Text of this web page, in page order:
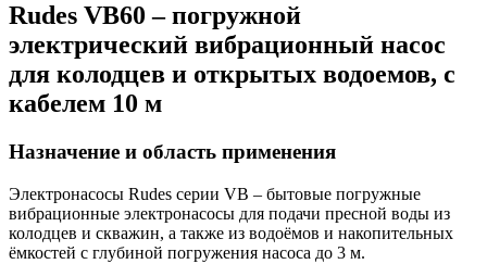
Rudes VB60 – погружной
электрический вибрационный насос
для колодцев и открытых водоемов, с
кабелем 10 м
Назначение и область применения
Электронасосы Rudes серии VB – бытовые погружные
вибрационные электронасосы для подачи пресной воды из
колодцев и скважин, а также из водоёмов и накопительных
ёмкостей с глубиной погружения насоса до 3 м.